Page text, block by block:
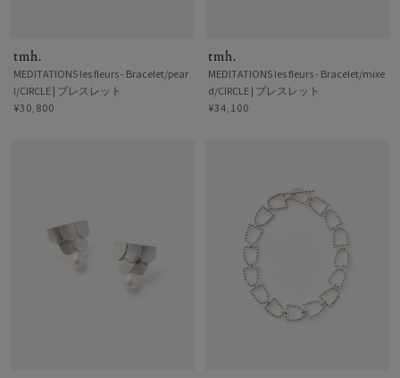
tmh.
MEDITATIONS les fleurs - Bracelet/pear
l/CIRCLE | ブレスレット
¥30,800
tmh.
MEDITATIONS les fleurs - Bracelet/mixe
d/CIRCLE | ブレスレット
¥34,100